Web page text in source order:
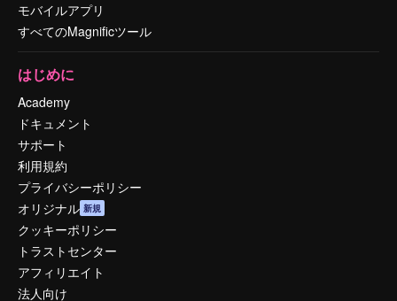
モバイルアプリ
すべてのMagnificツール
はじめに
Academy
ドキュメント
サポート
利用規約
プライバシーポリシー
オリジナル 新規
クッキーポリシー
トラストセンター
アフィリエイト
法人向け